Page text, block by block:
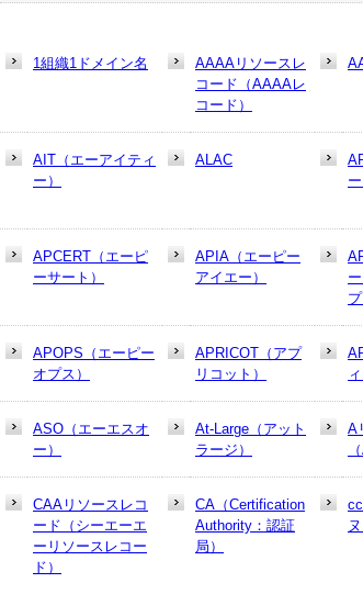
1組織1ドメイン名
AAAAリソースレ
コード（AAAAレ
コード）
AIT（エーアイティ
ー）
ALAC
APCERT（エーピ
ーサート）
APIA（エーピー
アイエー）
プ
APOPS（エーピー
オプス）
APRICOT（アプ
リコット）
ASO（エーエスオ
ー）
At-Large（アット
ラージ）
A
CAAリソースレコ
ード（シーエーエ
ーリソースレコー
ド）
CA（Certification
Authority：認証
局）